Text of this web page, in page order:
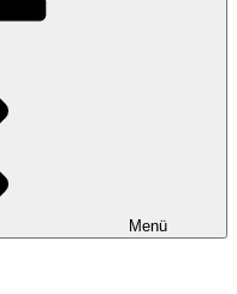
Menü